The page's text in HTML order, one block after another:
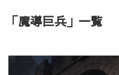
「魔導巨兵」 一覧